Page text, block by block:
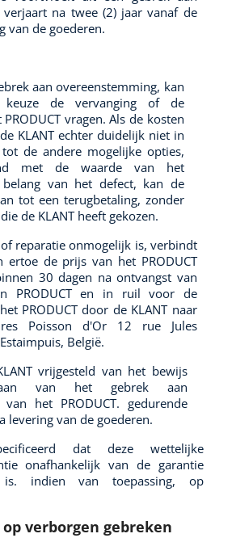
verjaart na twee (2) jaar vanaf de
van de goederen.
aan overeenstemming, kan
keuze de vervanging of de
vragen. Als de kosten
KLANT echter duidelijk niet in
de andere mogelijke opties,
met de waarde van het
belang van het defect, kan de
tot een terugbetaling, zonder
de KLANT heeft gekozen.
reparatie onmogelijk is, verbindt
ertoe de prijs van het PRODUCT
30 dagen na ontvangst van
PRODUCT en in ruil voor de
PRODUCT door de KLANT naar
Poisson d'Or 12 rue Jules
België.
vrijgesteld van het bewijs
van het gebrek aan
van het PRODUCT. gedurende
levering van de goederen.
dat deze wettelijke
onafhankelijk van de garantie
is. indien van toepassing, op
verborgen gebreken